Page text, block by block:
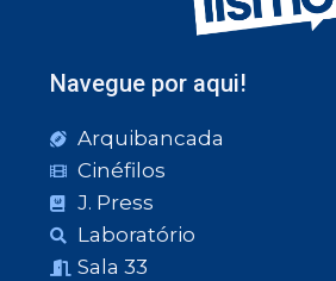
Navegue por aqui!
Arquibancada
Cinéfilos
J. Press
Laboratório
Sala 33